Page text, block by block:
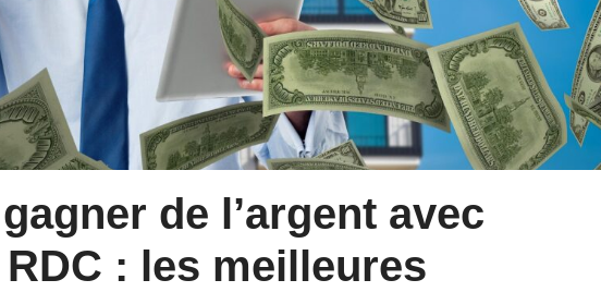
de l’argent avec
: les meilleures